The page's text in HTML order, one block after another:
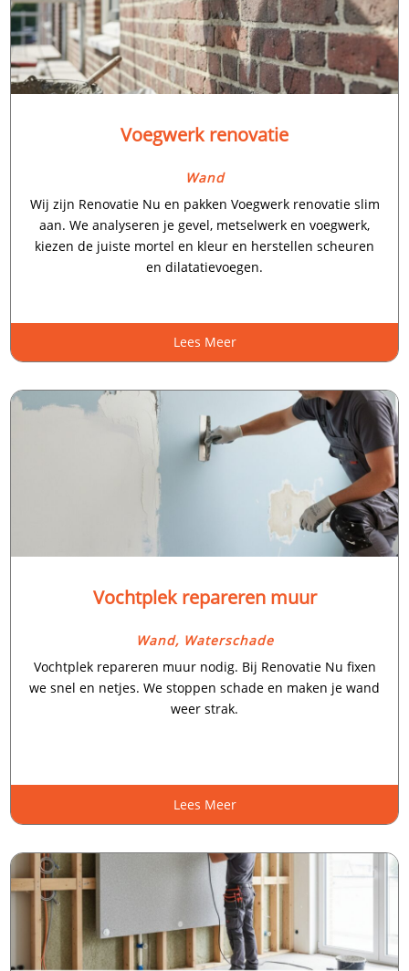
Voegwerk renovatie
Wand
Wij zijn Renovatie Nu en pakken Voegwerk renovatie slim
aan.​ We analyseren je gevel, metselwerk en voegwerk,
kiezen de juiste mortel en kleur en herstellen scheuren
en dilatatievoegen.​
Lees Meer
Vochtplek repareren muur
Wand, Waterschade
Vochtplek repareren muur nodig.​ Bij Renovatie Nu fixen
we snel en netjes.​ We stoppen schade en maken je wand
weer strak.​
Lees Meer